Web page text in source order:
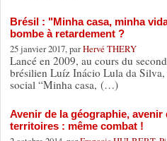
Brésil : "Minha casa, minha
bombe à retardement ?
25 janvier 2017, parHervé THERY
Lancé en 2009, au cours du
brésilien Luíz Inácio Lula da
social “Minha casa, (…)
Avenir de la géographie, avenir
territoires : même combat !